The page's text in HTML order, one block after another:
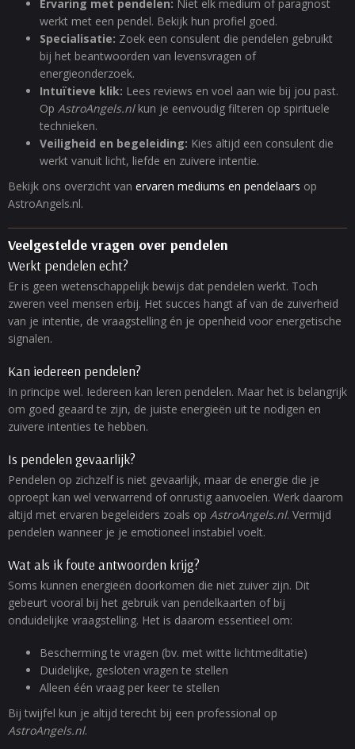
Ervaring met pendelen: Niet elk medium of paragnost
werkt met een pendel. Bekijk hun profiel goed.
Specialisatie: Zoek een consulent die pendelen gebruikt
bij het beantwoorden van levensvragen of
energieonderzoek.
Intuïtieve klik: Lees reviews en voel aan wie bij jou past.
Op AstroAngels.nlkun je eenvoudig filteren op spirituele
technieken.
Veiligheid en begeleiding: Kies altijd een consulent die
werkt vanuit licht, liefde en zuivere intentie.
Bekijk ons overzicht van ervaren mediums en pendelaars op
AstroAngels.nl.
Veelgestelde vragen over pendelen
Werkt pendelen echt?
Er is geen wetenschappelijk bewijs dat pendelen werkt. Toch
zweren veel mensen erbij. Het succes hangt af van de zuiverheid
van je intentie, de vraagstelling én je openheid voor energetische
signalen.
Kan iedereen pendelen?
In principe wel. Iedereen kan leren pendelen. Maar het is belangrijk
om goed geaard te zijn, de juiste energieën uit te nodigen en
zuivere intenties te hebben.
Is pendelen gevaarlijk?
Pendelen op zichzelf is niet gevaarlijk, maar de energie die je
oproept kan wel verwarrend of onrustig aanvoelen. Werk daarom
altijd met ervaren begeleiders zoals op AstroAngels.nl. Vermijd
pendelen wanneer je je emotioneel instabiel voelt.
Wat als ik foute antwoorden krijg?
Soms kunnen energieën doorkomen die niet zuiver zijn. Dit
gebeurt vooral bij het gebruik van pendelkaarten of bij
onduidelijke vraagstelling. Het is daarom essentieel om:
Bescherming te vragen (bv. met witte lichtmeditatie)
Duidelijke, gesloten vragen te stellen
Alleen één vraag per keer te stellen
Bij twijfel kun je altijd terecht bij een professional op
AstroAngels.nl.